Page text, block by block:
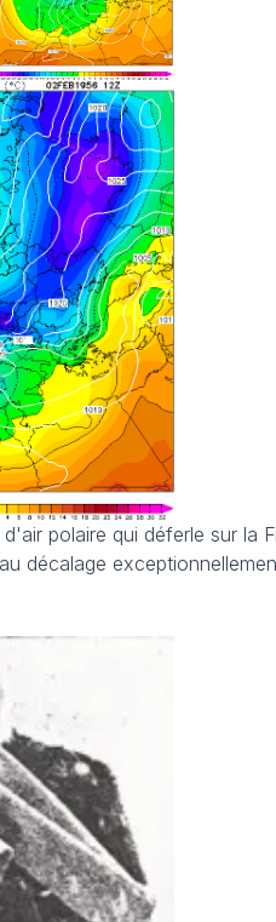
polaire qui déferle sur la
décalage